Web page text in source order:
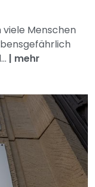
viele Menschen
| mehr